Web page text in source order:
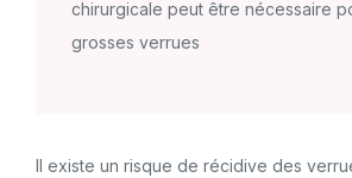
chirurgicale peut être nécessaire
grosses verrues
Il existe un risque de récidive des